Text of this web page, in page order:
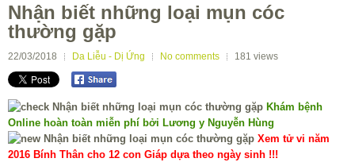
Nhận biết những loại mụn cóc
thường gặp
22/03/2018 Da Liễu - Dị Ứng No comments 181 views
Khám bệnh
Online hoàn toàn miễn phí bởi Lương y Nguyễn Hùng
Xem tử vi năm
2016 Bính Thân cho 12 con Giáp dựa theo ngày sinh !!!